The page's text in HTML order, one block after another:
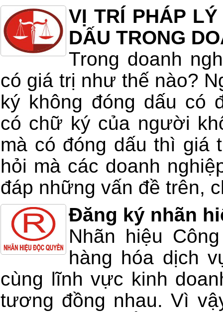
VỊ TRÍ PHÁP
DẤU TRONG
Trong doanh
có giá trị như thế nào?
ký không đóng dấu có
có chữ ký của người
mà có đóng dấu thì giá
hỏi mà các doanh
đáp những vấn đề trên,
Đăng ký nhãn
Nhãn hiệu
hàng hóa dịch
cùng lĩnh vực kinh
tương đồng nhau. Vì